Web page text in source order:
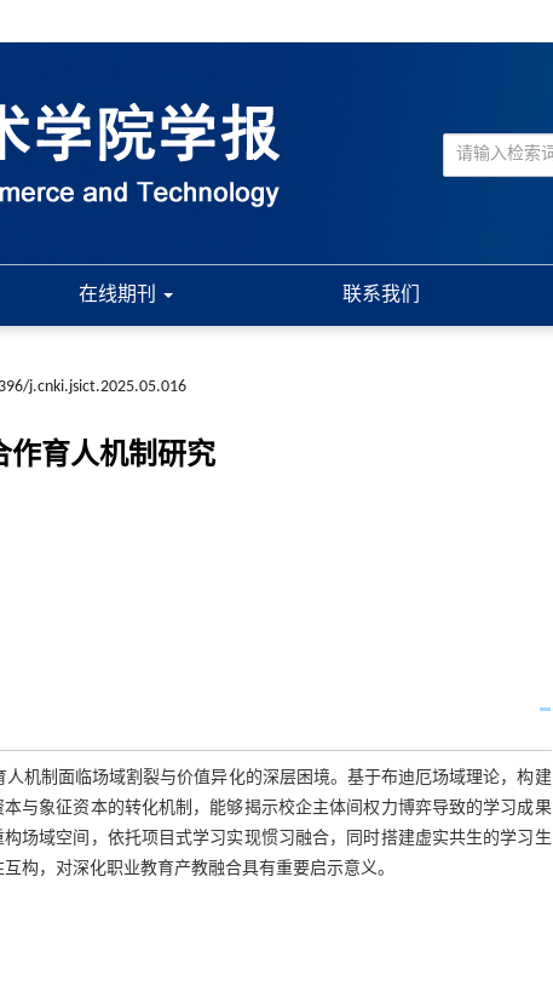
在线期刊 联系我们
j.cnki.jsict.2025.05.016
作育人机制研究
机制面临场域割裂与价值异化的深层困境。基于布迪厄场域理论，构建
与象征资本的转化机制，能够揭示校企主体间权力博弈导致的学习成果
场域空间，依托项目式学习实现惯习融合，同时搭建虚实共生的学习生
构，对深化职业教育产教融合具有重要启示意义。